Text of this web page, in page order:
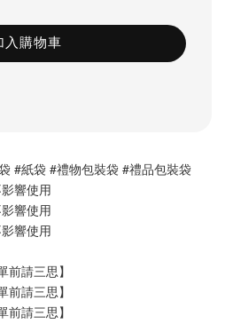
入購物車
#紙袋 #禮物包裝袋 #禮品包裝袋
響使用
響使用
響使用
前請三思】
前請三思】
前請三思】